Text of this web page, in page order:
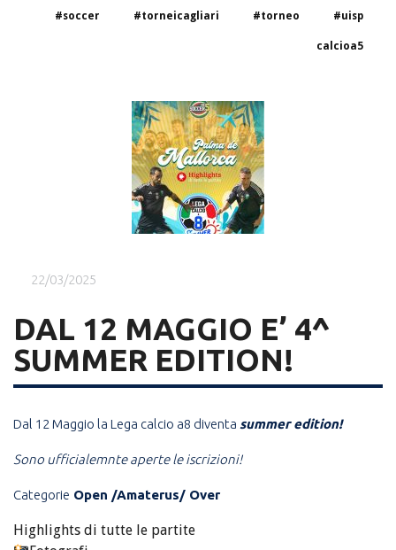
#soccer #torneicagliari #torneo #uisp
calcioa5
22/03/2025
DAL 12 MAGGIO E’ 4^
SUMMER EDITION!
Dal 12 Maggio la Lega calcio a8 diventa summer edition!
Sono ufficialemnte aperte le iscrizioni!
Categorie Open /Amaterus/ Over
Highlights di tutte le partite